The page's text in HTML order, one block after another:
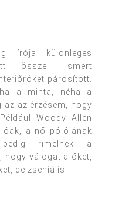
írója különleges
össze: ismert
párosított.
a minta, néha a
az az érzésem, hogy
Woody Allen
a nő pólójának
rímelnek a
hogy válogatja őket,
de zseniális.